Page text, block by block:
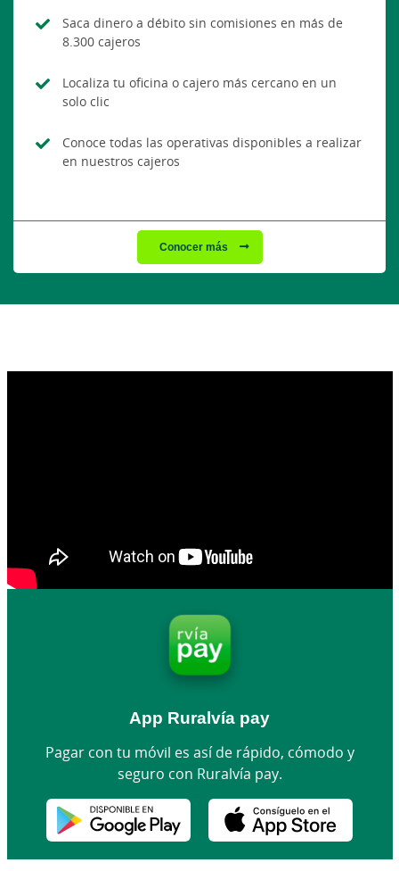
Saca dinero a débito sin comisiones en más de
8.300 cajeros
Localiza tu oficina o cajero más cercano en un
solo clic
Conoce todas las operativas disponibles a realizar
en nuestros cajeros
Conocer más
App Ruralvía pay
Pagar con tu móvil es así de rápido, cómodo y
seguro con Ruralvía pay.